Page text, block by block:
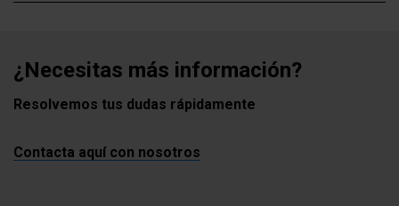
¿Necesitas más información?
Resolvemos tus dudas rápidamente
Contacta aquí con nosotros